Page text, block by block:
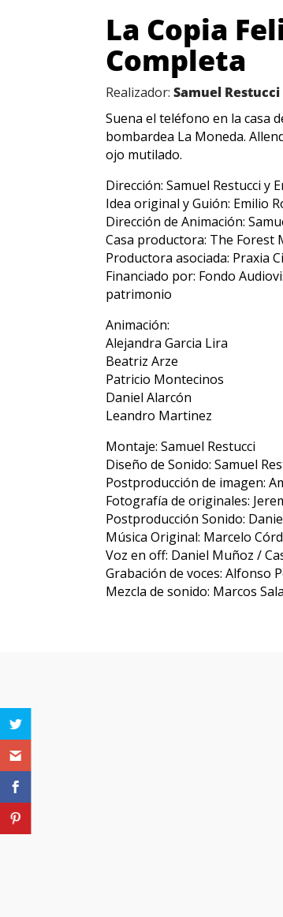
La Copia
Completa
Realizador:Samuel
Suena el teléfono en la casa
bombardea La Moneda.
ojo mutilado.
Dirección: Samuel Restucci y
Idea original y Guión: Emilio
Dirección de Animación:
Casa productora: The Forest
Productora asociada: Praxia
Financiado por: Fondo
patrimonio
Animación:
Alejandra Garcia Lira
Beatriz Arze
Patricio Montecinos
Daniel Alarcón
Leandro Martinez
Montaje: Samuel Restucci
Diseño de Sonido: Samuel
Postproducción de imagen:
Fotografía de originales:
Postproducción Sonido:
Música Original: Marcelo
Voz en off: Daniel Muñoz /
Grabación de voces: Alfonso
Mezcla de sonido: Marcos